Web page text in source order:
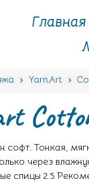
Главная
YarnArt
софт. Тонкая,
через
спицы 2.5